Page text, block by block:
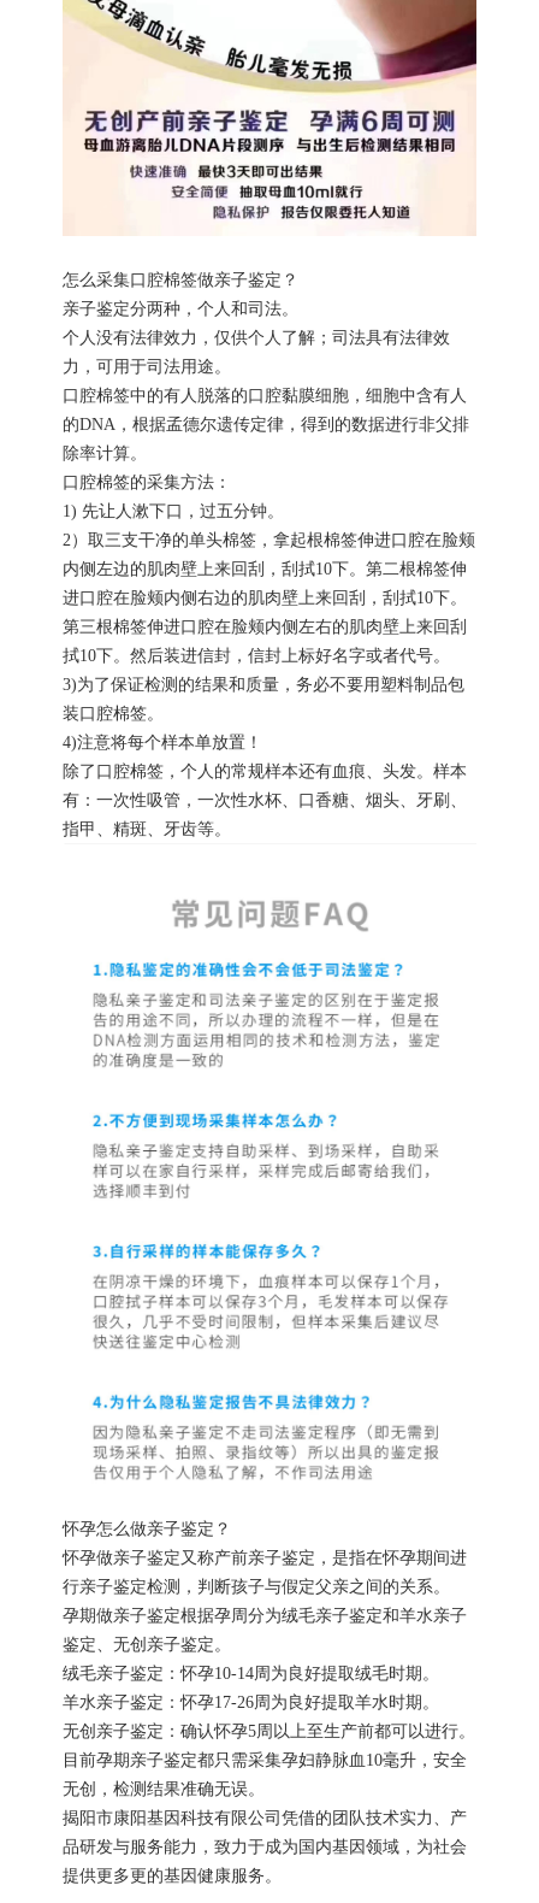
怎么采集口腔棉签做亲子鉴定？
亲子鉴定分两种，个人和司法。
个人没有法律效力，仅供个人了解；司法具有法律效
力，可用于司法用途。
口腔棉签中的有人脱落的口腔黏膜细胞，细胞中含有人
的DNA，根据孟德尔遗传定律，得到的数据进行非父排
除率计算。
口腔棉签的采集方法：
1) 先让人漱下口，过五分钟。
2）取三支干净的单头棉签，拿起根棉签伸进口腔在脸颊
内侧左边的肌肉壁上来回刮，刮拭10下。第二根棉签伸
进口腔在脸颊内侧右边的肌肉壁上来回刮，刮拭10下。
第三根棉签伸进口腔在脸颊内侧左右的肌肉壁上来回刮
拭10下。然后装进信封，信封上标好名字或者代号。
3)为了保证检测的结果和质量，务必不要用塑料制品包
装口腔棉签。
4)注意将每个样本单放置！
除了口腔棉签，个人的常规样本还有血痕、头发。样本
有：一次性吸管，一次性水杯、口香糖、烟头、牙刷、
指甲、精斑、牙齿等。
怀孕怎么做亲子鉴定？
怀孕做亲子鉴定又称产前亲子鉴定，是指在怀孕期间进
行亲子鉴定检测，判断孩子与假定父亲之间的关系。
孕期做亲子鉴定根据孕周分为绒毛亲子鉴定和羊水亲子
鉴定、无创亲子鉴定。
绒毛亲子鉴定：怀孕10-14周为良好提取绒毛时期。
羊水亲子鉴定：怀孕17-26周为良好提取羊水时期。
无创亲子鉴定：确认怀孕5周以上至生产前都可以进行。
目前孕期亲子鉴定都只需采集孕妇静脉血10毫升，安全
无创，检测结果准确无误。
揭阳市康阳基因科技有限公司凭借的团队技术实力、产
品研发与服务能力，致力于成为国内基因领域，为社会
提供更多更的基因健康服务。